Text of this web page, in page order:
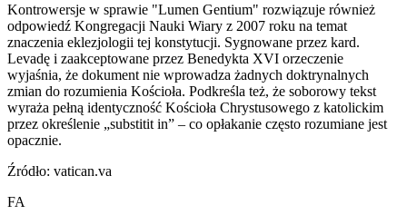
Kontrowersje w sprawie "Lumen Gentium" rozwiązuje również
odpowiedź Kongregacji Nauki Wiary z 2007 roku na temat
znaczenia eklezjologii tej konstytucji. Sygnowane przez kard.
Levadę i zaakceptowane przez Benedykta XVI orzeczenie
wyjaśnia, że dokument nie wprowadza żadnych doktrynalnych
zmian do rozumienia Kościoła. Podkreśla też, że soborowy tekst
wyraża pełną identyczność Kościoła Chrystusowego z katolickim
przez określenie „substitit in” – co opłakanie często rozumiane jest
opacznie.
Źródło: vatican.va
FA